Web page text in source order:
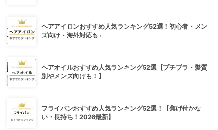
ヘアアイロンおすすめ人気ランキング52選！初心者・メン
ズ向け・海外対応も♪
ヘアオイルおすすめ人気ランキング52選【プチプラ・髪質
別やメンズ向けも！】
フライパンおすすめ人気ランキング52選！【焦げ付かな
い・長持ち！2026最新】